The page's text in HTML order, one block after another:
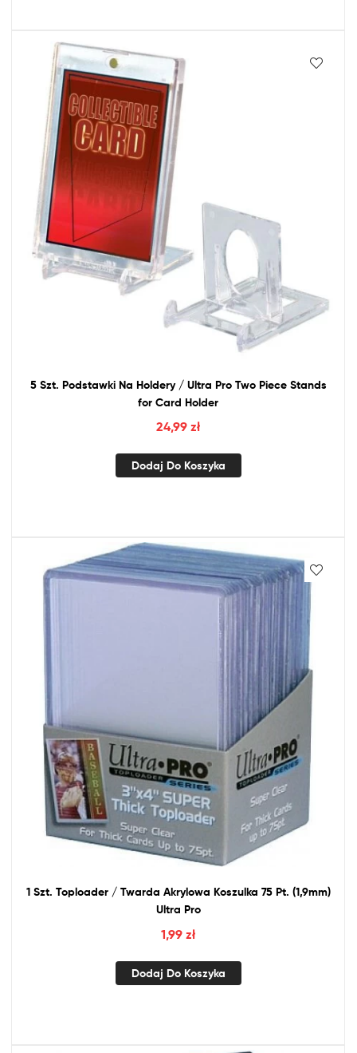
5 Szt. Podstawki Na Holdery / Ultra Pro Two Piece Stands
for Card Holder
24,99 zł
Dodaj Do Koszyka
1 Szt. Toploader / Twarda Akrylowa Koszulka 75 Pt. (1,9mm)
Ultra Pro
1,99 zł
Dodaj Do Koszyka